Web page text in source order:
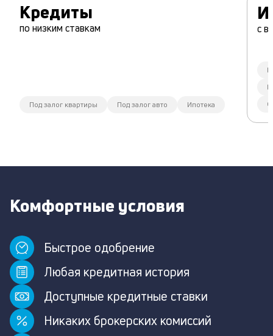
Кредиты
по низким ставкам
Под залог квартиры Под залог авто Ипотека
с
Комфортные условия
Быстрое одобрение
Любая кредитная история
Доступные кредитные ставки
Никаких брокерских комиссий